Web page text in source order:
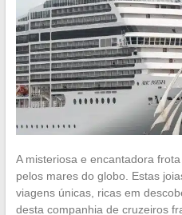
A misteriosa e encantadora
pelos mares do globo. Estas
viagens únicas, ricas em
desta companhia de cruzeiros